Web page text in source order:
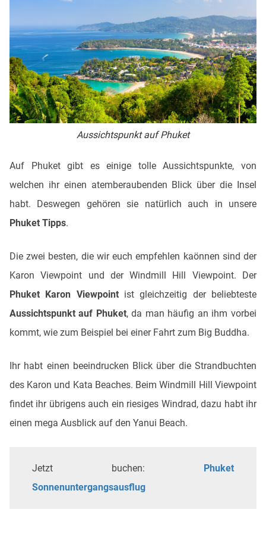
Aussichtspunkt auf Phuket
Auf Phuket gibt es einige tolle Aussichtspunkte, von
welchen ihr einen atemberaubenden Blick über die Insel
habt. Deswegen gehören sie natürlich auch in unsere
Phuket Tipps.
Die zwei besten, die wir euch empfehlen kaönnen sind der
Karon Viewpoint und der Windmill Hill Viewpoint. Der
Phuket Karon Viewpointist gleichzeitig der beliebteste
Aussichtspunkt auf Phuket, da man häufig an ihm vorbei
kommt, wie zum Beispiel bei einer Fahrt zum Big Buddha.
Ihr habt einen beeindrucken Blick über die Strandbuchten
des Karon und Kata Beaches. Beim Windmill Hill Viewpoint
findet ihr übrigens auch ein riesiges Windrad, dazu habt ihr
einen mega Ausblick auf den Yanui Beach.
Jetzt buchen: Phuket
Sonnenuntergangsausflug